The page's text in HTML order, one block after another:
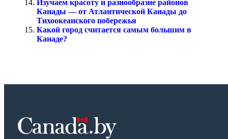
Изучаем красоту и разнообразие районов
Канады — от Атлантической Канады до
Тихоокеанского побережья
Какой город считается самым большим в
Канаде?